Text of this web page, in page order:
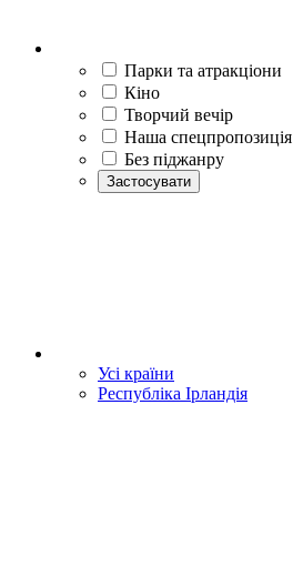
Парки та атракціони
Кіно
Творчий вечір
Наша спецпропозиція
Без піджанру
Застосувати
Усі країни
Республіка Ірландія